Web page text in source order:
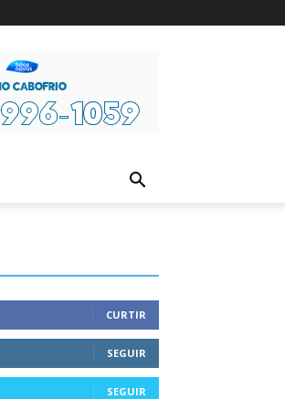
CURTIR
SEGUIR
SEGUIR